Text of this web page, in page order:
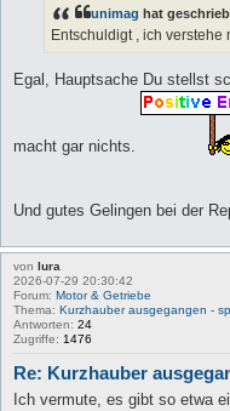
unimag hat
Entschuldigt , ich
Egal, Hauptsache Du stellst
macht gar nichts.
Und gutes Gelingen bei der
von lura
2026-07-29 20:30:42
Forum: Motor & Getriebe
Thema: Kurzhauber ausgegangen -
Antworten: 24
Zugriffe: 1476
Re: Kurzhauber
Ich vermute, es gibt so etwa